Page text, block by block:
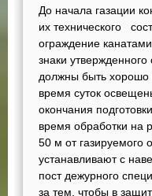
До начала газации
их технического
ограждение
знаки
должны быть хорошо
время суток
окончания
время обработки на
50 м от газируемого
устанавливают с
пост дежурного
за тем, чтобы в